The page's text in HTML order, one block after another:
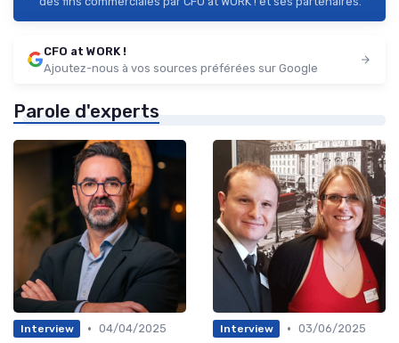
CFO at WORK !
Ajoutez-nous à vos sources préférées sur Google
Parole d'experts
Interview • 04/04/2025
Interview • 03/06/2025